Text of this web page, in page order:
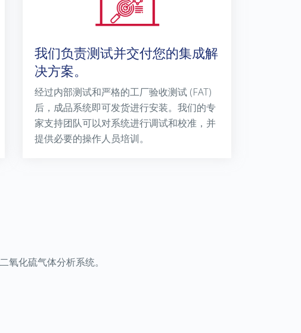
我们负责测试并交付您的集成解
决方案。
经过内部测试和严格的工厂验收测试 (FAT)
后，成品系统即可发货进行安装。我们的专
家支持团队可以对系统进行调试和校准，并
提供必要的操作人员培训。
化硫气体分析系统。